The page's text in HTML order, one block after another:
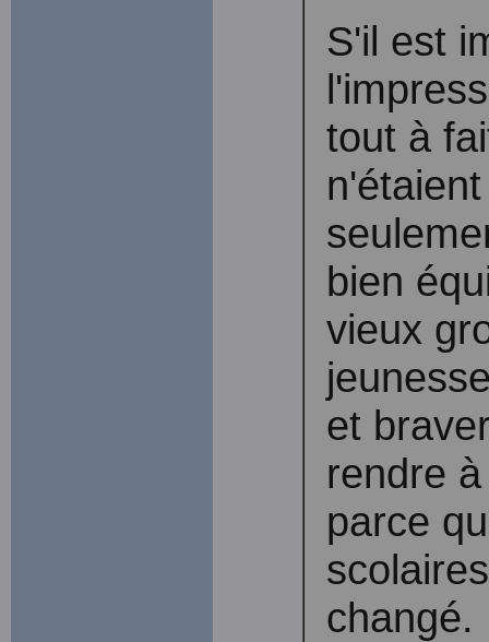
S'il est
tout à
bien
vieux
et
rendre
parce
changé.